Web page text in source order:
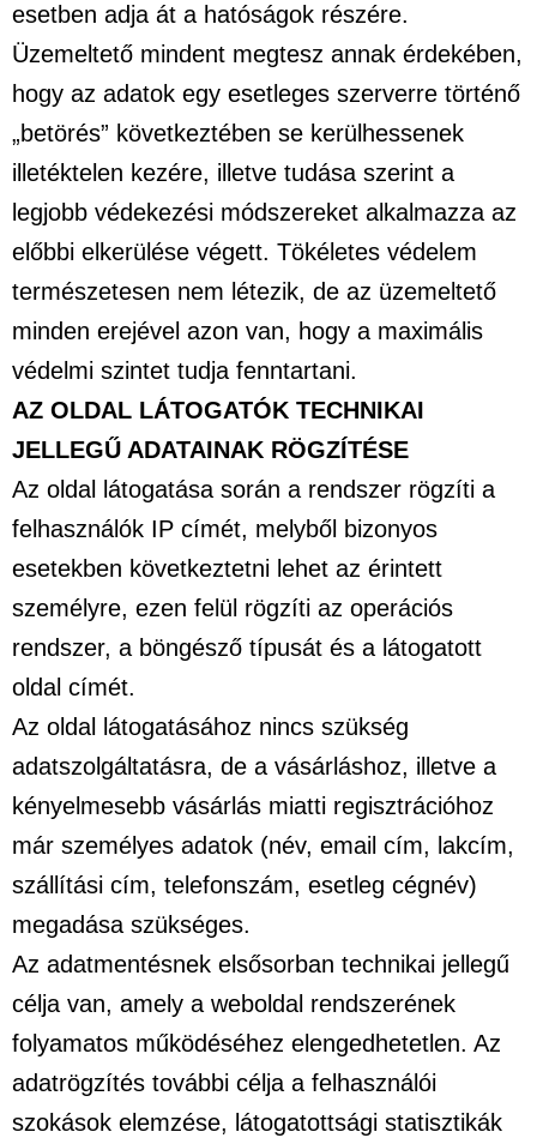
esetben adja át a hatóságok részére.
Üzemeltető mindent megtesz annak érdekében,
hogy az adatok egy esetleges szerverre történő
„betörés” következtében se kerülhessenek
illetéktelen kezére, illetve tudása szerint a
legjobb védekezési módszereket alkalmazza az
előbbi elkerülése végett. Tökéletes védelem
természetesen nem létezik, de az üzemeltető
minden erejével azon van, hogy a maximális
védelmi szintet tudja fenntartani.
AZ OLDAL LÁTOGATÓK TECHNIKAI
JELLEGŰ ADATAINAK RÖGZÍTÉSE
Az oldal látogatása során a rendszer rögzíti a
felhasználók IP címét, melyből bizonyos
esetekben következtetni lehet az érintett
személyre, ezen felül rögzíti az operációs
rendszer, a böngésző típusát és a látogatott
oldal címét.
Az oldal látogatásához nincs szükség
adatszolgáltatásra, de a vásárláshoz, illetve a
kényelmesebb vásárlás miatti regisztrációhoz
már személyes adatok (név, email cím, lakcím,
szállítási cím, telefonszám, esetleg cégnév)
megadása szükséges.
Az adatmentésnek elsősorban technikai jellegű
célja van, amely a weboldal rendszerének
folyamatos működéséhez elengedhetetlen. Az
adatrögzítés további célja a felhasználói
szokások elemzése, látogatottsági statisztikák